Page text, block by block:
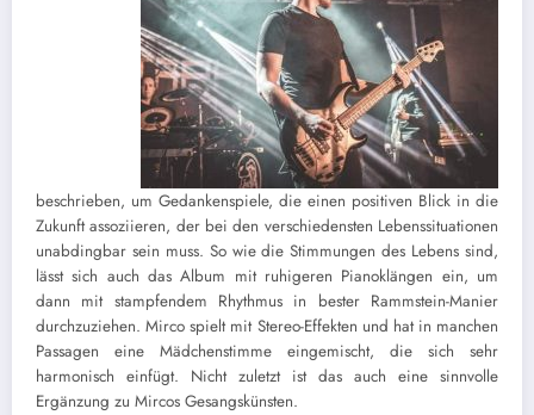
beschrieben, um Gedankenspiele, die einen positiven Blick in die
Zukunft assoziieren, der bei den verschiedensten Lebenssituationen
unabdingbar sein muss. So wie die Stimmungen des Lebens sind,
lässt sich auch das Album mit ruhigeren Pianoklängen ein, um
dann mit stampfendem Rhythmus in bester Rammstein-Manier
durchzuziehen. Mirco spielt mit Stereo-Effekten und hat in manchen
Passagen eine Mädchenstimme eingemischt, die sich sehr
harmonisch einfügt. Nicht zuletzt ist das auch eine sinnvolle
Ergänzung zu Mircos Gesangskünsten.